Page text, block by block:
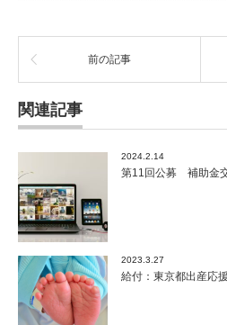
前の記事
関連記事
2024.2.14
第11回公募 補助金
2023.3.27
給付：東京都出産応